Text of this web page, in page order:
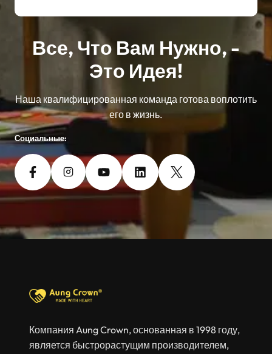
Все, Что Вам Нужно, -
Это Идея!
Наша квалифицированная команда готова воплотить
его в жизнь.
Социальные:
Компания Aung Crown, основанная в 1998 году,
является быстрорастущим производителем,